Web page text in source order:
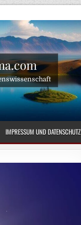
IMPRESSUM UND DATENSCHUTZ